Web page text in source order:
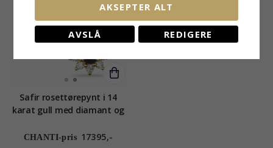
Safir rosettørepynt i 14
karat gull med diamant og
CHANTI-pris 17395,-
AKSEPTER ALT
AVSLÅ REDIGERE